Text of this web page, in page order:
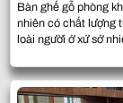
Bàn ghế gỗ phòng
nhiên có chất lượng
loài người ở xứ sở